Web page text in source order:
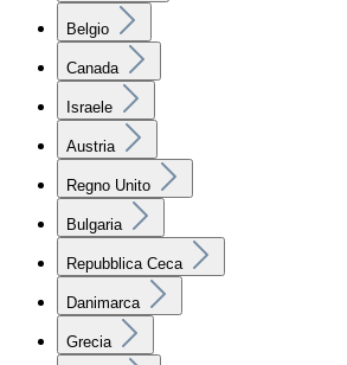
Belgio
Canada
Israele
Austria
Regno Unito
Bulgaria
Repubblica Ceca
Danimarca
Grecia